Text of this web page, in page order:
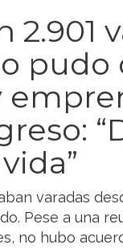
2.901
pudo
varadas
Pese a una
no hubo